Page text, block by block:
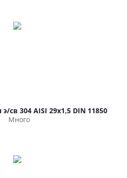
св 304 AISI 29х1,5 DIN 11850
Много